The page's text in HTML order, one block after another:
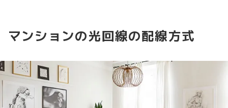
マンションの光回線の配線方式